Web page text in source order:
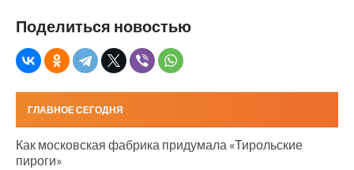
Поделиться новостью
ГЛАВНОЕ СЕГОДНЯ
Как московская фабрика придумала «Тирольские
пироги»